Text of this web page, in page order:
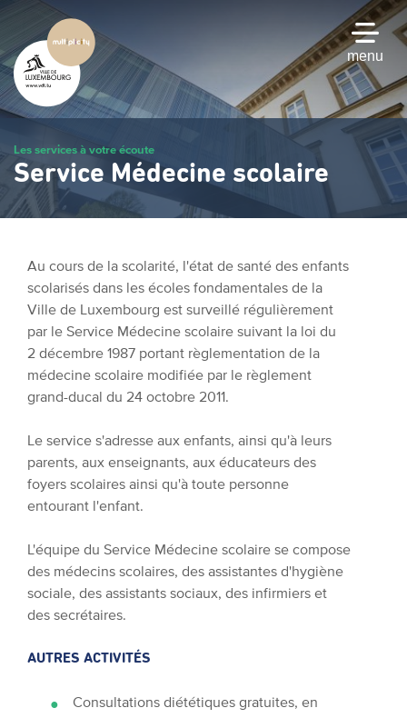
contenu
principal
menu
Les services à votre écoute
Service Médecine scolaire
Au cours de la scolarité, l'état de santé des enfants
scolarisés dans les écoles fondamentales de la
Ville de Luxembourg est surveillé régulièrement
par le Service Médecine scolaire suivant la loi du
2 décembre 1987 portant règlementation de la
médecine scolaire modifiée par le règlement
grand-ducal du 24 octobre 2011.
Le service s'adresse aux enfants, ainsi qu'à leurs
parents, aux enseignants, aux éducateurs des
foyers scolaires ainsi qu'à toute personne
entourant l'enfant.
L'équipe du Service Médecine scolaire se compose
des médecins scolaires, des assistantes d'hygiène
sociale, des assistants sociaux, des infirmiers et
des secrétaires.
AUTRES ACTIVITÉS
Consultations diététiques gratuites, en